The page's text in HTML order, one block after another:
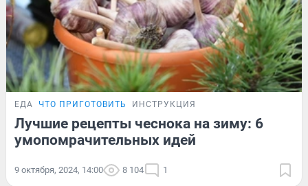
ЕДА ЧТО ПРИГОТОВИТЬ ИНСТРУКЦИЯ
Лучшие рецепты чеснока на зиму: 6
умопомрачительных идей
9 октября, 2024, 14:00 8 104 1